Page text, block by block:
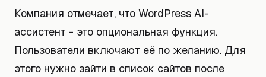
Компания отмечает, что WordPress AI-
ассистент - это опциональная функция.
Пользователи включают её по желанию. Для
этого нужно зайти в список сайтов после